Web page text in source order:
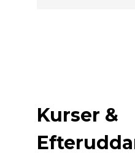
Kurser &